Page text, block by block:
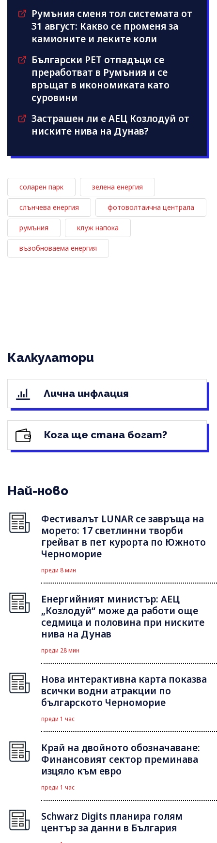
Румъния сменя тол системата от
31 август: Какво се променя за
камионите и леките коли
Български PET отпадъци се
преработват в Румъния и се
връщат в икономиката като
суровини
Застрашен ли е АЕЦ Козлодуй от
ниските нива на Дунав?
соларен парк зелена енергия
слънчева енергия фотоволтаична централа
румъния клуж напока
възобноваема енергия
Калкулатори
Лична инфлация
Кога ще стана богат?
Най-ново
Фестивалът LUNAR се завръща на
морето: 17 светлинни творби
грейват в пет курорта по Южното
Черноморие
преди 8 мин
Енергийният министър: АЕЦ
„Козлодуй“ може да работи още
седмица и половина при ниските
нива на Дунав
преди 28 мин
Нова интерактивна карта показва
всички водни атракции по
българското Черноморие
преди 1 час
Край на двойното обозначаване:
Финансовият сектор преминава
изцяло към евро
преди 1 час
Schwarz Digits планира голям
център за данни в България